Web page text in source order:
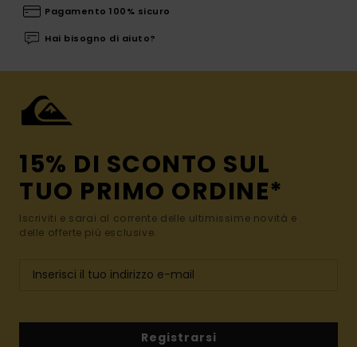
Pagamento 100% sicuro
Hai bisogno di aiuto?
15% DI SCONTO SUL
TUO PRIMO ORDINE*
Iscriviti e sarai al corrente delle ultimissime novità e
delle offerte più esclusive.
Registrarsi